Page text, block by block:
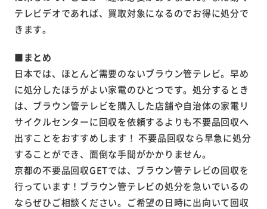
テレビデオであれば、買取対象になるのでお得に処分で
きます。
■まとめ
日本では、ほとんど需要のないブラウン管テレビ。早め
に処分したほうがよい家電のひとつです。処分するとき
は、ブラウン管テレビを購入した店舗や自治体の家電リ
サイクルセンターに回収を依頼するよりも不要品回収へ
出すことをおすすめします！ 不要品回収なら早急に処分
することができ、面倒な手間がかかりません。
京都の不要品回収GETでは、ブラウン管テレビの回収を
行っています！ブラウン管テレビの処分を急いでいるの
ならぜひご相談ください。ご希望の日時に出向いて回収